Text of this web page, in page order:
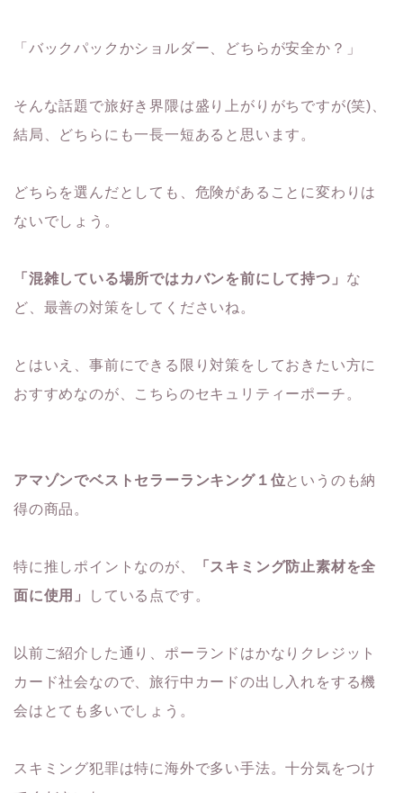
「バックパックかショルダー、どちらが安全か？」
そんな話題で旅好き界隈は盛り上がりがちですが(笑)、
結局、どちらにも一長一短あると思います。
どちらを選んだとしても、危険があることに変わりは
ないでしょう。
「混雑している場所ではカバンを前にして持つ」 な
ど、最善の対策をしてくださいね。
とはいえ、事前にできる限り対策をしておきたい方に
おすすめなのが、こちらのセキュリティーポーチ。
アマゾンでベストセラーランキング１位というのも納
得の商品。
特に推しポイントなのが、
「スキミング防止素材を全
面に使用」
している点です。
以前ご紹介した通り、ポーランドはかなりクレジット
カード社会なので、旅行中カードの出し入れをする機
会はとても多いでしょう。
スキミング犯罪は特に海外で多い手法。十分気をつけ